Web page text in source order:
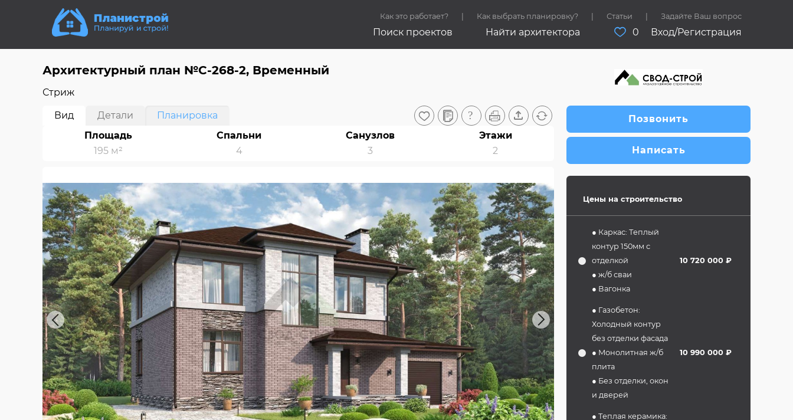
Как это работает? Как выбрать планировку? Статьи Задайте Ваш вопрос
Поиск проектов Найти архитектора 0 Вход/Регистрация
Архитектурный план №С-268-2, Временный
Стриж
Вид Детали
Планировка
Площадь
195 м²
Спальни
4
Санузлов
3
Этажи
2
Previous Next
Позвонить
Написать
Цены на строительство
● Каркас: Теплый
контур 150мм с
отделкой
● ж/б сваи
● Вагонка
10 720 000 ₽
● Газобетон:
Холодный контур
без отделки фасада
● Монолитная ж/б
плита
● Без отделки, окон
и дверей
10 990 000 ₽
● Теплая керамика: